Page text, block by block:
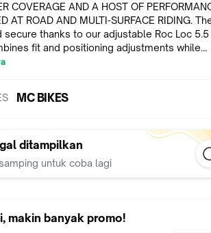
COVERAGE AND A HOST OF
ROAD AND MULTI-SURFACE RIDING. The fit is
thanks to our adjustable Roc Loc 5.5
fit and positioning adjustments while
technology for an added measure of
#39;s fused permanently to the EPS foam
MC BIKES
ditampilkan
untuk coba lagi
makin banyak promo!